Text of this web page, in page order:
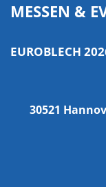
MESSEN &
EUROBLECH
30521